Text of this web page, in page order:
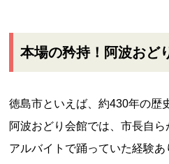
本場の矜持！阿波おど
徳島市といえば、約430年の歴
阿波おどり会館では、市長自
アルバイトで踊っていた経験